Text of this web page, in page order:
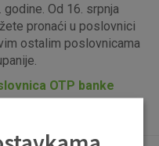
Od 16. srpnja
pronaći u poslovnici
ostalim poslovnicama
OTP banke
možete vidjeti